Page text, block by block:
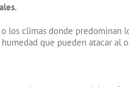
los climas donde predominan
que pueden atacar al